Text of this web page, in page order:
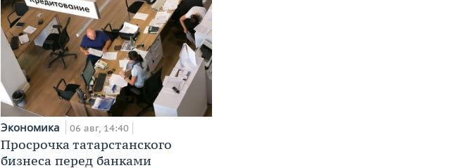
Экономика 06 авг, 14:40
Просрочка татарстанского
бизнеса перед банками